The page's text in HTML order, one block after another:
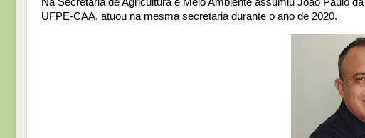
UFPE-CAA, atuou na mesma secretaria durante o ano de 2020.